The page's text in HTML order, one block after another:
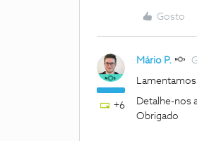
Gosto
+6
Mário P.
Detalhe-nos
Obrigado